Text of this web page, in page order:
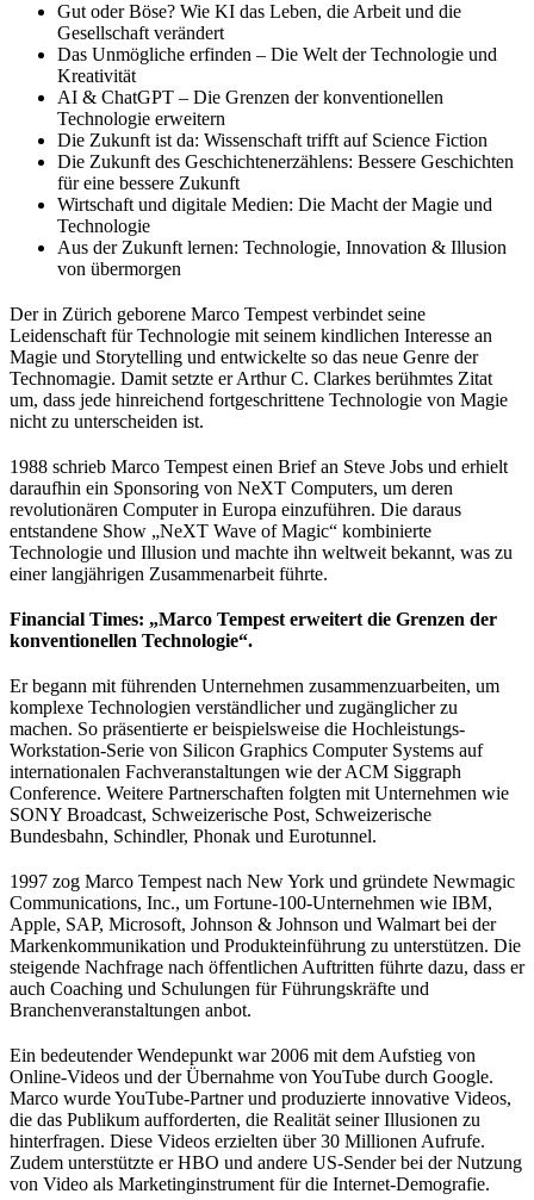
Gut oder Böse? Wie KI das Leben, die Arbeit und die
Gesellschaft verändert
Das Unmögliche erfinden – Die Welt der Technologie und
Kreativität
AI & ChatGPT – Die Grenzen der konventionellen
Technologie erweitern
Die Zukunft ist da: Wissenschaft trifft auf Science Fiction
Die Zukunft des Geschichtenerzählens: Bessere Geschichten
für eine bessere Zukunft
Wirtschaft und digitale Medien: Die Macht der Magie und
Technologie
Aus der Zukunft lernen: Technologie, Innovation & Illusion
von übermorgen
Der in Zürich geborene Marco Tempest verbindet seine
Leidenschaft für Technologie mit seinem kindlichen Interesse an
Magie und Storytelling und entwickelte so das neue Genre der
Technomagie. Damit setzte er Arthur C. Clarkes berühmtes Zitat
um, dass jede hinreichend fortgeschrittene Technologie von Magie
nicht zu unterscheiden ist.
1988 schrieb Marco Tempest einen Brief an Steve Jobs und erhielt
daraufhin ein Sponsoring von NeXT Computers, um deren
revolutionären Computer in Europa einzuführen. Die daraus
entstandene Show „NeXT Wave of Magic“ kombinierte
Technologie und Illusion und machte ihn weltweit bekannt, was zu
einer langjährigen Zusammenarbeit führte.
Financial Times: „Marco Tempest erweitert die Grenzen der
konventionellen Technologie“.
Er begann mit führenden Unternehmen zusammenzuarbeiten, um
komplexe Technologien verständlicher und zugänglicher zu
machen. So präsentierte er beispielsweise die Hochleistungs-
Workstation-Serie von Silicon Graphics Computer Systems auf
internationalen Fachveranstaltungen wie der ACM Siggraph
Conference. Weitere Partnerschaften folgten mit Unternehmen wie
SONY Broadcast, Schweizerische Post, Schweizerische
Bundesbahn, Schindler, Phonak und Eurotunnel.
1997 zog Marco Tempest nach New York und gründete Newmagic
Communications, Inc., um Fortune-100-Unternehmen wie IBM,
Apple, SAP, Microsoft, Johnson & Johnson und Walmart bei der
Markenkommunikation und Produkteinführung zu unterstützen. Die
steigende Nachfrage nach öffentlichen Auftritten führte dazu, dass er
auch Coaching und Schulungen für Führungskräfte und
Branchenveranstaltungen anbot.
Ein bedeutender Wendepunkt war 2006 mit dem Aufstieg von
Online-Videos und der Übernahme von YouTube durch Google.
Marco wurde YouTube-Partner und produzierte innovative Videos,
die das Publikum aufforderten, die Realität seiner Illusionen zu
hinterfragen. Diese Videos erzielten über 30 Millionen Aufrufe.
Zudem unterstützte er HBO und andere US-Sender bei der Nutzung
von Video als Marketinginstrument für die Internet-Demografie.